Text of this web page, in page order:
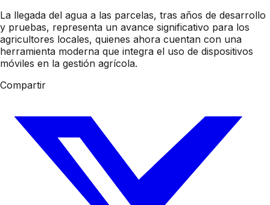
La llegada del agua a las parcelas, tras años de desarrollo
y pruebas, representa un avance significativo para los
agricultores locales, quienes ahora cuentan con una
herramienta moderna que integra el uso de dispositivos
móviles en la gestión agrícola.
Compartir